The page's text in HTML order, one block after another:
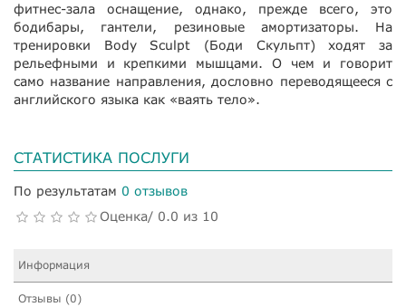
фитнес-зала оснащение, однако, прежде всего, это
бодибары, гантели, резиновые амортизаторы. На
тренировки Body Sculpt (Боди Скульпт) ходят за
рельефными и крепкими мышцами. О чем и говорит
само название направления, дословно переводящееся с
английского языка как «ваять тело».
СТАТИСТИКА ПОСЛУГИ
По результатам 0 отзывов
Оценка/ 0.0 из 10
Информация
Отзывы (0)